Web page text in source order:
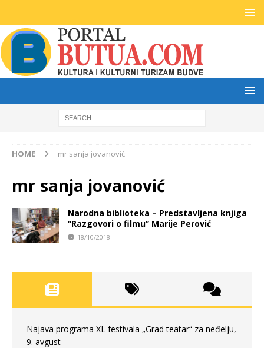
HOME mr sanja jovanović
mr sanja jovanović
Narodna biblioteka – Predstavljena knjiga
“Razgovori o filmu” Marije Perović
18/10/2018
Najava programa XL festivala „Grad teatar“ za neđelju,
9. avgust